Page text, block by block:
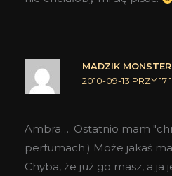
MADZIK MONSTER
2010-09-13 PRZY
Ambra…. Ostatnio mam
perfumach:) Może jakaś
Chyba, że już go masz, a